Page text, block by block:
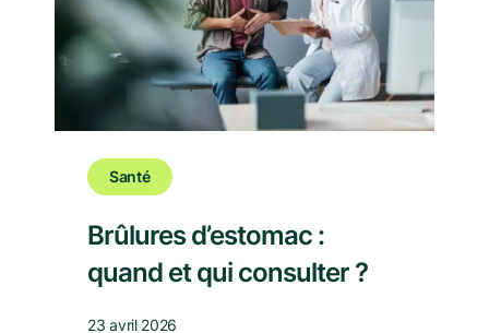
Santé
Brûlures d’estomac :
quand et qui consulter ?
23 avril 2026